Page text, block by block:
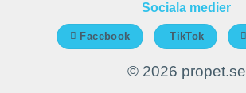
Sociala medier
Facebook TikTok
© 2026 propet.se